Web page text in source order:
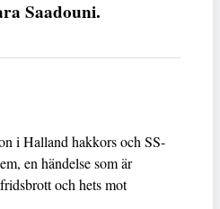
Saadouni.
i Halland hakkors och SS-
en händelse som är
och hets mot